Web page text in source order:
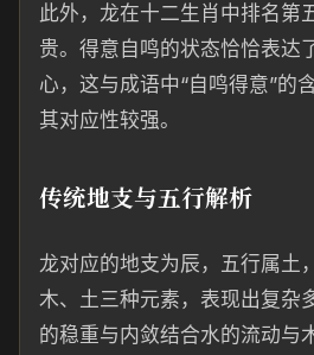
此外，龙在十二生肖中排名第
贵。得意自鸣的状态恰恰表达
心，这与成语中“自鸣得意”的
其对应性较强。
传统地支与五行解析
龙对应的地支为辰，五行属土
木、土三种元素，表现出复杂
的稳重与内敛结合水的流动与